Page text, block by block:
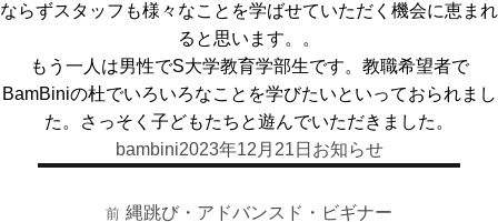
ならずスタッフも様々なことを学ばせていただく機会に恵まれ
ると思います。。
もう一人は男性でS大学教育学部生です。教職希望者で
BamBiniの杜でいろいろなことを学びたいといっておられまし
た。さっそく子どもたちと遊んでいただきました。
投
者
bambini
投
日:
2023年12月21日
カ
ゴ
お知らせ
前
前
縄跳び・アドバンスド・ビギナー